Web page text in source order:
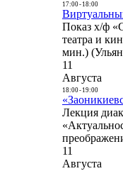
17:00- 18:00
Показ х/ф
театра и
мин.)
11
Августа
18:00- 19:00
Лекция
11
Августа